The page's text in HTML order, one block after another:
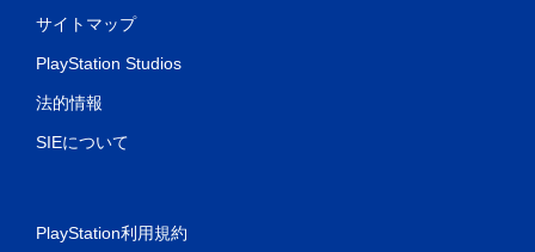
サイトマップ
PlayStation Studios
法的情報
SIEについて
PlayStation利用規約